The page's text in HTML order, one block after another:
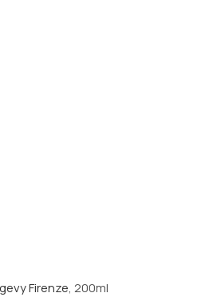
Firenze, 200ml